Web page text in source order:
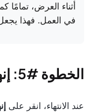
أثناء العرض، تمامًا
في العمل. فهذا يجعل
الخطوة #5: إنهاء ومشاركة
عند الانتهاء، انقر على